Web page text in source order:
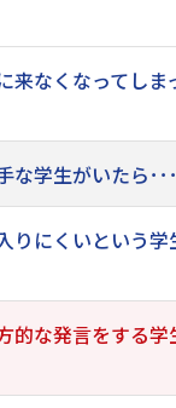
来なくなってしま
な学生がいたら･･･
りにくいという学
的な発言をする学